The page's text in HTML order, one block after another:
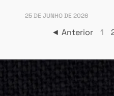
25 DE JUNHO DE 2026
◄ Anterior 1